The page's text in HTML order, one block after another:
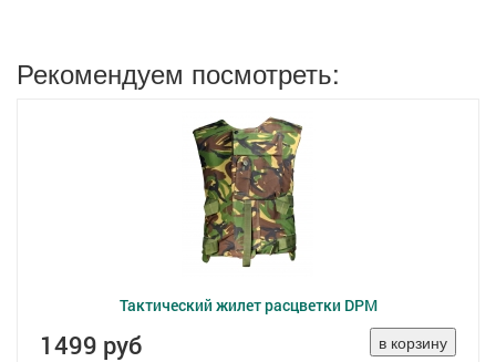
Рекомендуем посмотреть:
Тактический жилет расцветки DPM
1499 руб